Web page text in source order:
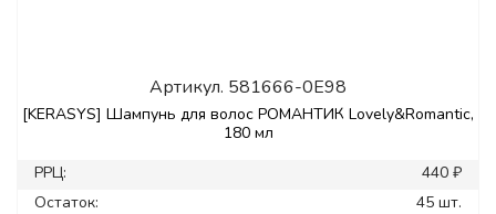
Артикул. 581666-0E98
[KERASYS] Шампунь для волос РОМАНТИК Lovely&Romantic,
180 мл
РРЦ:
440 ₽
Остаток:
45 шт.